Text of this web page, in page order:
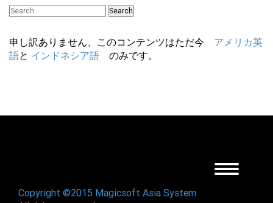
Search
申し訳ありません、このコンテンツはただ今 アメリカ英
語と インドネシア語 のみです。
Toggle
navigation
Copyright ©2015 Magicsoft Asia System